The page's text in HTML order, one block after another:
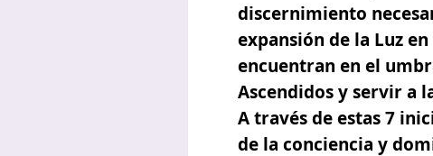
discernimiento
expansión de la Luz
encuentran en el
Ascendidos y servir a
A través de estas7
de la conciencia y